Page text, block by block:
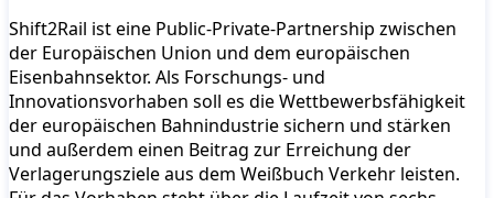
Shift2Rail ist eine Public-Private-Partnership zwischen
der Europäischen Union und dem europäischen
Eisenbahnsektor. Als Forschungs- und
Innovationsvorhaben soll es die Wettbewerbsfähigkeit
der europäischen Bahnindustrie sichern und stärken
und außerdem einen Beitrag zur Erreichung der
Verlagerungsziele aus dem Weißbuch Verkehr leisten.